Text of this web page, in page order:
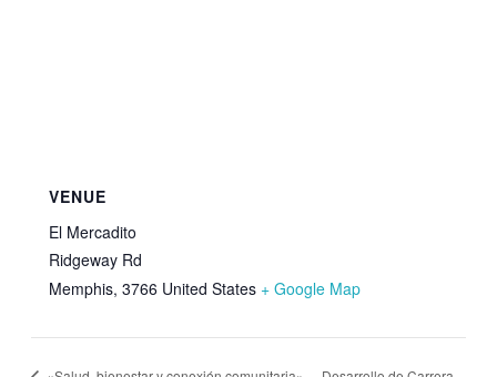
VENUE
El Mercadito
Ridgeway Rd
Memphis, 3766 United States + Google Map